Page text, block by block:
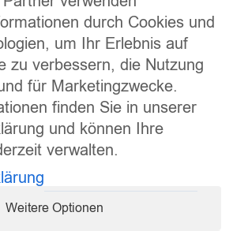
Zur Händlersuche
Laufenden! Ob Angebote, Vorteile
durch Cookies und
um Ihr Erlebnis auf
zu verbessern, die Nutzung
für Marketingzwecke.
finden Sie in unserer
und können Ihre
verwalten.
Weitere Optionen